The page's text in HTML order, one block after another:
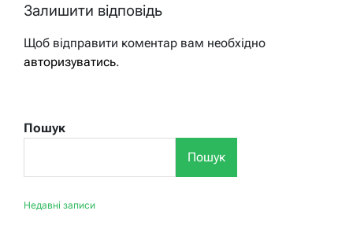
Залишити відповідь
Щоб відправити коментар вам необхідно
авторизуватись.
Пошук
Пошук
Недавні записи